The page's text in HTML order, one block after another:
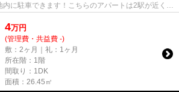
に駐車できます！こちらのアパートは2駅が近くに
4万円
(管理費・共益費 -)
敷：2ヶ月｜礼：1ヶ月
所在階：1階
間取り：1DK
面積：26.45㎡